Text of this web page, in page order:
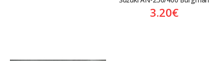
3.20€